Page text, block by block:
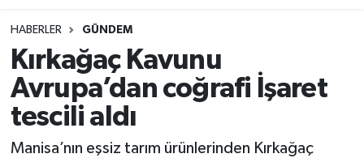
HABERLER GÜNDEM
Kırkağaç Kavunu
Avrupa’dan coğrafi İşaret
tescili aldı
Manisa’nın eşsiz tarım ürünlerinden Kırkağaç
SPOR
YAŞAM
RESMİ REKLAM
Son Dakika Haberleri
Haber Arşivi